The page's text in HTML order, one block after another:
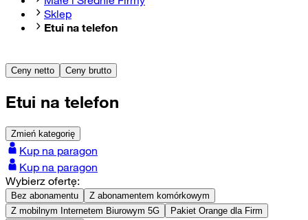
Sklep
Etui na telefon
Ceny netto Ceny brutto
Etui na telefon
Zmień kategorię
Kup na paragon
Kup na paragon
Wybierz ofertę:
Bez abonamentu
Z abonamentem komórkowym
Z mobilnym Internetem Biurowym 5G
Pakiet Orange dla Firm